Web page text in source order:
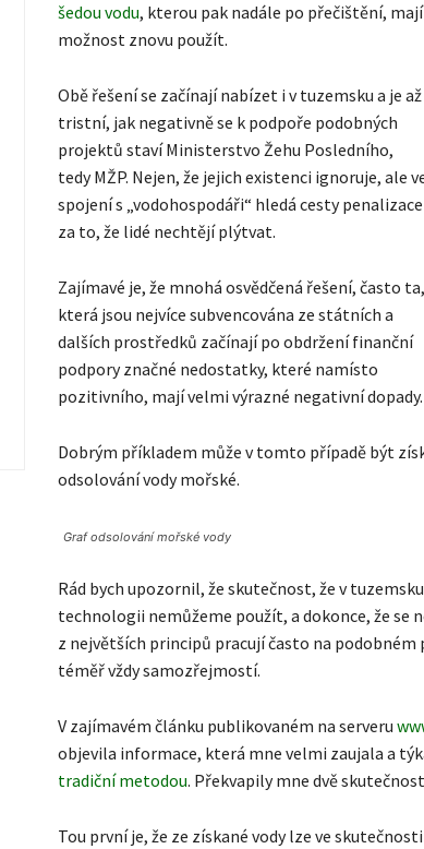
šedou vodu, kterou pak nadále po přečištění, mají
možnost znovu použít.
Obě řešení se začínají nabízet i v tuzemsku a je až
tristní, jak negativně se k podpoře podobných
projektů staví Ministerstvo Žehu Posledního,
tedy MŽP. Nejen, že jejich existenci ignoruje, ale
spojení s „vodohospodáři“ hledá cesty penalizace
za to, že lidé nechtějí plýtvat.
Zajímavé je, že mnohá osvědčená řešení, často ta,
která jsou nejvíce subvencována ze státních a
dalších prostředků začínají po obdržení finanční
podpory značné nedostatky, které namísto
pozitivního, mají velmi výrazné negativní dopady.
Dobrým příkladem může v tomto případě být
odsolování vody mořské.
Graf odsolování mořské vody
Rád bych upozornil, že skutečnost, že v
technologii nemůžeme použít, a dokonce, že se
z největších principů pracují často na
téměř vždy samozřejmostí.
V zajímavém článku publikovaném na serveru
objevila informace, která mne velmi zaujala a
tradiční metodou. Překvapily mne dvě
Tou první je, že ze získané vody lze ve